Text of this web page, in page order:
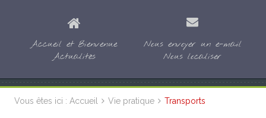
Accueil et Bienvenue
Actualités
Nous envoyer un e-mail
Nous localiser
Vous êtes ici : Accueil Vie pratique Transports